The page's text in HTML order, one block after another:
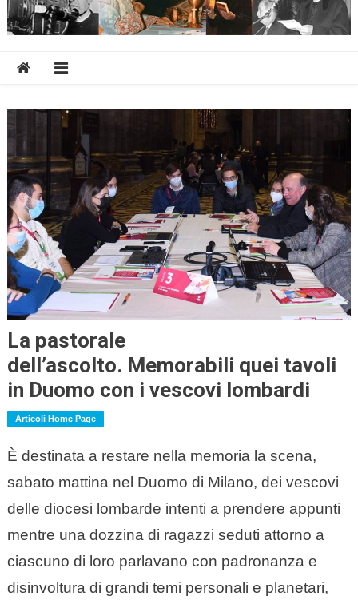
La pastorale
dell’ascolto. Memorabili quei tavoli
in Duomo con i vescovi lombardi
Articoli Home Page
È destinata a restare nella memoria la scena,
sabato mattina nel Duomo di Milano, dei vescovi
delle diocesi lombarde intenti a prendere appunti
mentre una dozzina di ragazzi seduti attorno a
ciascuno di loro parlavano con padronanza e
disinvoltura di grandi temi personali e planetari,